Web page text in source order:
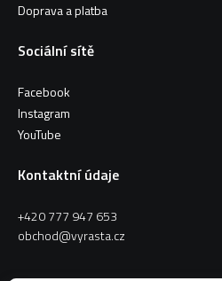
Doprava a platba
Sociální sítě
Facebook
Instagram
YouTube
Kontaktní údaje
+420 777 947 653
obchod@vyrasta.cz